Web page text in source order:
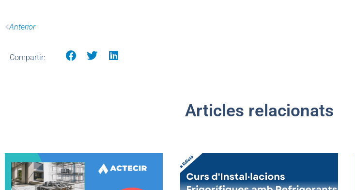
Anterior
Compartir:
Articles relacionats